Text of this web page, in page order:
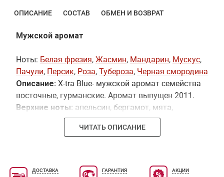
ОПИСАНИЕ СОСТАВ ОБМЕН И ВОЗВРАТ
Мужской аромат
Ноты: Белая фрезия, Жасмин, Мандарин, Мускус,
Пачули, Персик, Роза, Тубероза, Черная смородина
Описание:X-tra Blue- мужской аромат семейства
восточные, гурманские. Аромат выпущен 2011.
Верхние ноты: апельсин, бергамот, мята,
петитгрейн, эстрагон, яблоко.Ноты сердца:
ветивер, кедр, мускатный орех, сандаловое
ЧИТАТЬ ОПИСАНИЕ
ДОСТАВКА
ГАРАНТИЯ
АКЦИИ